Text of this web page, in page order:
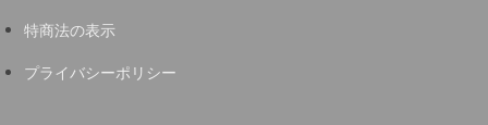
特商法の表示
プライバシーポリシー